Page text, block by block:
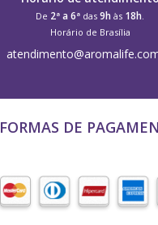
De 2ª a 6ª das 9h às 18h
Horário de Brasília
FORMAS DE